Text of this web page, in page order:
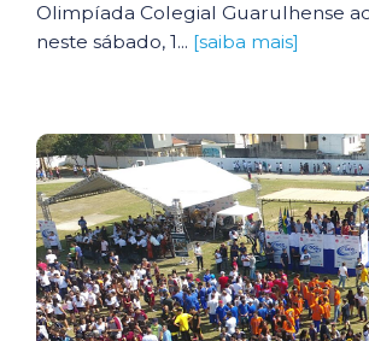
Olimpíada Colegial Guarulhense
neste sábado, 1... [saiba mais]